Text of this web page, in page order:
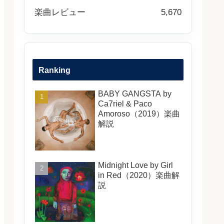
楽曲レビュー 5,670
Ranking
BABY GANGSTA by
Ca7riel & Paco
Amoroso（2019）楽曲
解説
Midnight Love by Girl
in Red（2020）楽曲解
説